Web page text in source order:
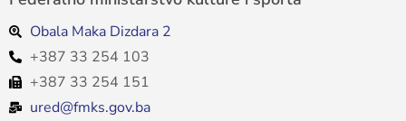
Obala Maka Dizdara 2
+387 33 254 103
+387 33 254 151
ured@fmks.gov.ba